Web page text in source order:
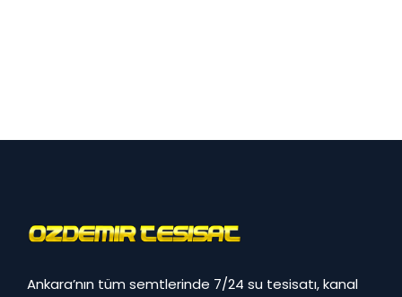
Ankara’nın tüm semtlerinde 7/24 su tesisatı, kanal